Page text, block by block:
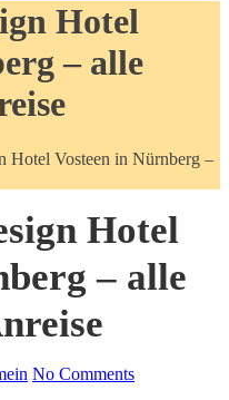
Hotel
– alle
Hotel Vosteen in Nürnberg –
Hotel
– alle
No Comments